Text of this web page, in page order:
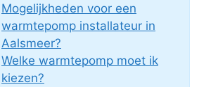
Mogelijkheden voor een
warmtepomp installateur in
Aalsmeer?
Welke warmtepomp moet ik
kiezen?